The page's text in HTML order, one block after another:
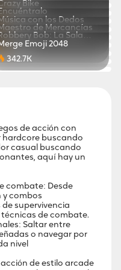
300.0K
640.0K
Bike
328.0K
551.8K
con los Dedos
547.2K
de Mercancías
351.1K
Bob: La Sala
360.6K
Emoji 2048
342.7K
de acción con
hardcore buscando
casual buscando
aquí hay un
combate: Desde
y combos
supervivencia
de combate.
Saltar entre
o navegar por
nivel
de estilo arcade